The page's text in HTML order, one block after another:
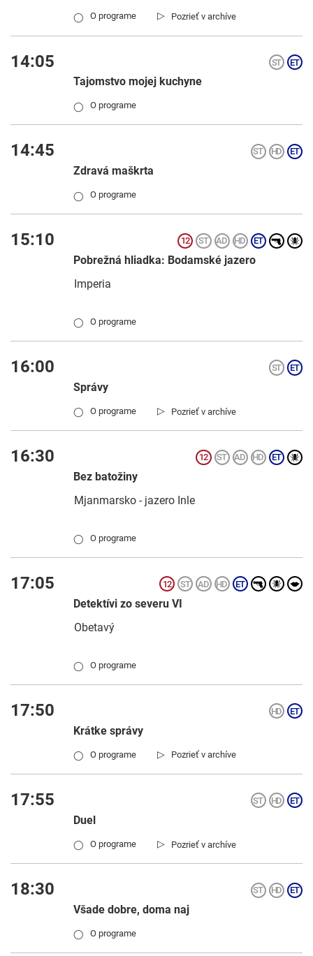
▷ Pozrieť v archíve
◯ O programe
14:05
Tajomstvo mojej kuchyne
◯ O programe
14:45
Zdravá maškrta
◯ O programe
15:10
Pobrežná hliadka: Bodamské jazero
Imperia
◯ O programe
16:00
Správy
▷ Pozrieť v archíve
◯ O programe
16:30
Bez batožiny
Mjanmarsko - jazero Inle
◯ O programe
17:05
Detektívi zo severu VI
Obetavý
◯ O programe
17:50
Krátke správy
▷ Pozrieť v archíve
◯ O programe
17:55
Duel
▷ Pozrieť v archíve
◯ O programe
18:30
Všade dobre, doma naj
◯ O programe